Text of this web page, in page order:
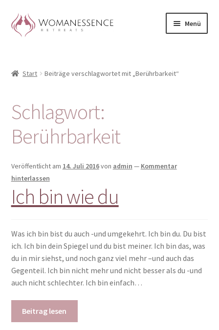
Zur
Navigation
Zum
Inhalt
Menü
Blog
Shop / Retreats im Allgäu
CLAUDIA TAVERNA
Erfahrungen
Warenkorb
Start Beiträge verschlagwortet mit „Berührbarkeit“
Schlagwort:
Berührbarkeit
Veröffentlicht am 14. Juli 2016von admin — Kommentar
hinterlassen
Ich bin wie du
Was ich bin bist du auch -und umgekehrt. Ich bin du. Du bist
ich. Ich bin dein Spiegel und du bist meiner. Ich bin das, was
du in mir siehst, und noch ganz viel mehr –und auch das
Gegenteil. Ich bin nicht mehr und nicht besser als du -und
auch nicht schlechter. Ich bin einfach…
Beitrag lesen